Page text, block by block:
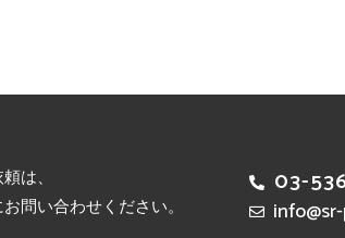
は、
問い合わせください。
03-